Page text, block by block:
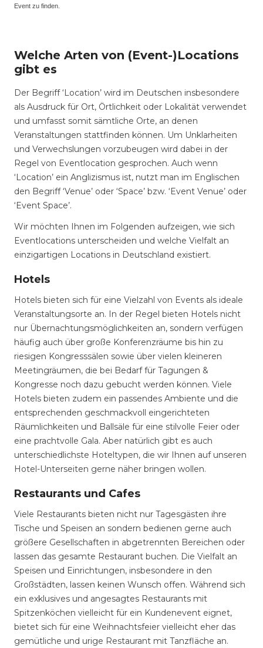
Event zu finden.
Welche Arten von (Event-)Locations
gibt es
Der Begriff ‘Location’ wird im Deutschen insbesondere
als Ausdruck für Ort, Örtlichkeit oder Lokalität verwendet
und umfasst somit sämtliche Orte, an denen
Veranstaltungen stattfinden können. Um Unklarheiten
und Verwechslungen vorzubeugen wird dabei in der
Regel von Eventlocation gesprochen. Auch wenn
‘Location’ ein Anglizismus ist, nutzt man im Englischen
den Begriff ‘Venue’ oder ‘Space’ bzw. ‘Event Venue’ oder
‘Event Space’.
Wir möchten Ihnen im Folgenden aufzeigen, wie sich
Eventlocations unterscheiden und welche Vielfalt an
einzigartigen Locations in Deutschland existiert.
Hotels
Hotels bieten sich für eine Vielzahl von Events als ideale
Veranstaltungsorte an. In der Regel bieten Hotels nicht
nur Übernachtungsmöglichkeiten an, sondern verfügen
häufig auch über große Konferenzräume bis hin zu
riesigen Kongresssälen sowie über vielen kleineren
Meetingräumen, die bei Bedarf für Tagungen &
Kongresse noch dazu gebucht werden können. Viele
Hotels bieten zudem ein passendes Ambiente und die
entsprechenden geschmackvoll eingerichteten
Räumlichkeiten und Ballsäle für eine stilvolle Feier oder
eine prachtvolle Gala. Aber natürlich gibt es auch
unterschiedlichste Hoteltypen, die wir Ihnen auf unseren
Hotel-Unterseiten gerne näher bringen wollen.
Restaurants und Cafes
Viele Restaurants bieten nicht nur Tagesgästen ihre
Tische und Speisen an sondern bedienen gerne auch
größere Gesellschaften in abgetrennten Bereichen oder
lassen das gesamte Restaurant buchen. Die Vielfalt an
Speisen und Einrichtungen, insbesondere in den
Großstädten, lassen keinen Wunsch offen. Während sich
ein exklusives und angesagtes Restaurants mit
Spitzenköchen vielleicht für ein Kundenevent eignet,
bietet sich für eine Weihnachtsfeier vielleicht eher das
gemütliche und urige Restaurant mit Tanzfläche an.